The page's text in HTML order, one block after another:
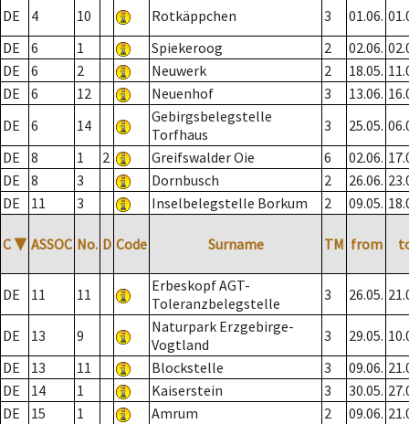
DE
4 10 Rotkäppchen 3 01.06.
DE
6 1 Spiekeroog 2 02.06.
DE
6 2 Neuwerk 2 18.05.
DE
6 12 Neuenhof 3 13.06.
DE
6 14
Gebirgsbelegstelle
Torfhaus
3 25.05.
DE
8 1 2 Greifswalder Oie 6 02.06.
DE
8 3 Dornbusch 2 26.06.
DE
11 3 Inselbelegstelle Borkum 2 09.05.
C ▼ ASSOC No. D Code Surname TM from
DE 11 11
Erbeskopf AGT-
Toleranzbelegstelle
3 26.05.
DE 13 9
Naturpark Erzgebirge-
Vogtland
3 29.05.
DE
13 11 Blockstelle 3 09.06.
DE
14 1 Kaiserstein 3 30.05.
DE
15 1 Amrum 2 09.06.